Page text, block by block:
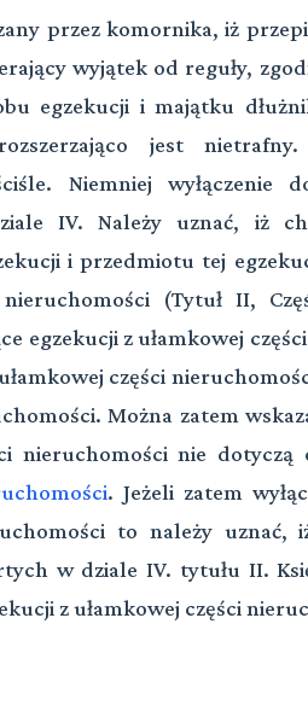
przez komornika, iż
wyjątek od reguły,
egzekucji i majątku
jest
Niemniej wyłączenie
IV. Należy uznać, iż
i przedmiotu tej
(Tytuł II,
egzekucji z ułamkowej
części
Można zatem
nieruchomości nie
. Jeżeli zatem
to należy uznać,
w dziale IV. tytułu II.
z ułamkowej części